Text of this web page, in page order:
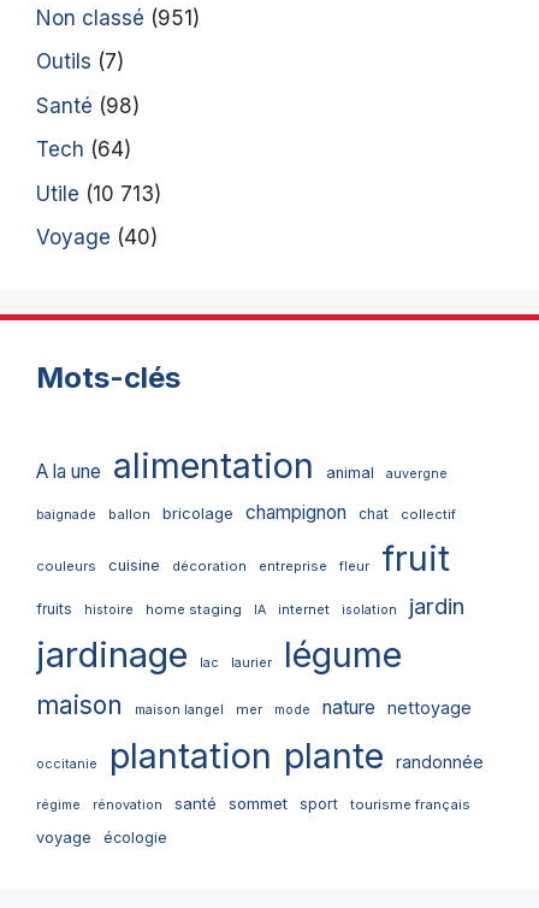
Non classé (951)
Outils (7)
Santé (98)
Tech (64)
Utile (10 713)
Voyage (40)
Mots-clés
A la une alimentation animal auvergne
baignade ballon bricolage champignon chat collectif
couleurs cuisine décoration entreprise fleur fruit
fruits histoire home staging IA internet isolation jardin
jardinage lac laurier légume
maison maison langel mer mode nature nettoyage
occitanie plantation plante randonnée
régime rénovation santé sommet sport tourisme français
voyage écologie